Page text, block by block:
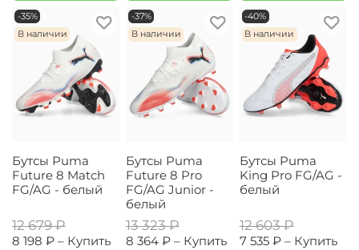
-35%
В наличии
Бутсы Puma
Future 8 Match
FG/AG - белый
12 679 ₽
8 198 ₽ – Купить
-37%
В наличии
Бутсы Puma
Future 8 Pro
FG/AG Junior -
белый
13 323 ₽
8 364 ₽ – Купить
-40%
В наличии
Бутсы Puma
King Pro FG/AG -
белый
12 603 ₽
7 535 ₽ – Купить